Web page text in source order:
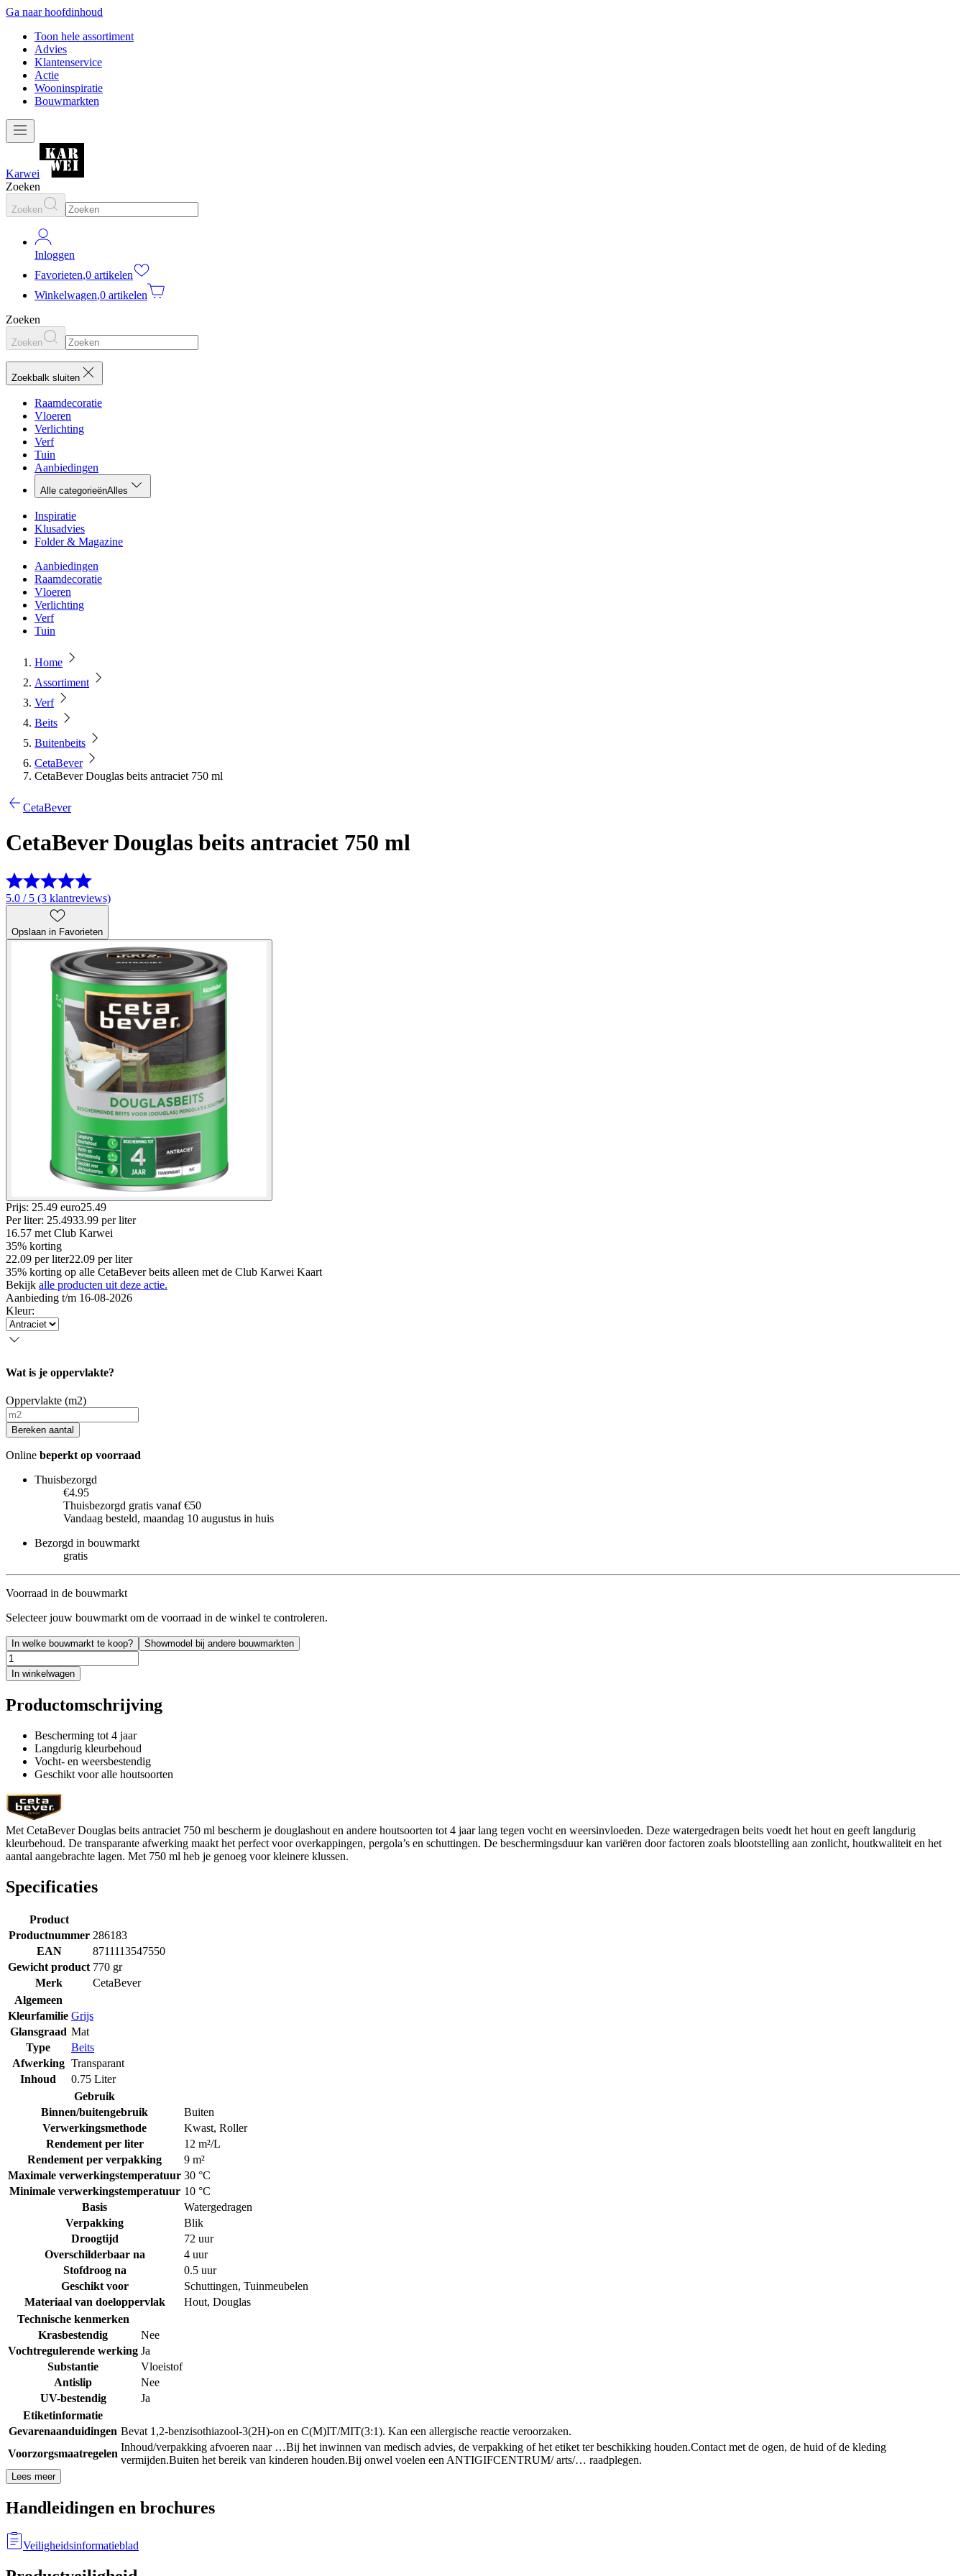
Ga naar hoofdinhoud
Toon hele assortiment
Advies
Klantenservice
Actie
Wooninspiratie
Bouwmarkten
Karwei
Zoeken
Zoeken
Inloggen
Favorieten,0 artikelen
Winkelwagen,0 artikelen
Zoeken
Zoeken
Zoekbalk sluiten
Raamdecoratie
Vloeren
Verlichting
Verf
Tuin
Aanbiedingen
Alle categorieënAlles
Inspiratie
Klusadvies
Folder & Magazine
Aanbiedingen
Raamdecoratie
Vloeren
Verlichting
Verf
Tuin
Home
Assortiment
Verf
Beits
Buitenbeits
CetaBever
CetaBever Douglas beits antraciet 750 ml
CetaBever
CetaBever Douglas beits antraciet 750 ml
5.0 / 5 (3 klantreviews)
Opslaan in Favorieten
Prijs: 25.49 euro25.49
Per liter: 25.4933.99 per liter
16.57 met Club Karwei
35% korting
22.09 per liter22.09 per liter
35% korting op alle CetaBever beits alleen met de Club Karwei Kaart
Bekijk alle producten uit deze actie.
Aanbieding t/m 16-08-2026
Kleur:
Wat is je oppervlakte?
Oppervlakte (m2)
Bereken aantal
Online beperkt op voorraad
Thuisbezorgd
€4.95
Thuisbezorgd gratis vanaf €50
Vandaag besteld, maandag 10 augustus in huis
Bezorgd in bouwmarkt
gratis
Voorraad in de bouwmarkt
Selecteer jouw bouwmarkt om de voorraad in de winkel te controleren.
In welke bouwmarkt te koop? Showmodel bij andere bouwmarkten
In winkelwagen
Productomschrijving
Bescherming tot 4 jaar
Langdurig kleurbehoud
Vocht- en weersbestendig
Geschikt voor alle houtsoorten
Met CetaBever Douglas beits antraciet 750 ml bescherm je douglashout en andere houtsoorten tot 4 jaar lang tegen vocht en weersinvloeden. Deze watergedragen beits voedt het hout en geeft langdurig
kleurbehoud. De transparante afwerking maakt het perfect voor overkappingen, pergola’s en schuttingen. De beschermingsduur kan variëren door factoren zoals blootstelling aan zonlicht, houtkwaliteit en het
aantal aangebrachte lagen. Met 750 ml heb je genoeg voor kleinere klussen.
Specificaties
Product
Productnummer 286183
EAN
8711113547550
Gewicht product 770 gr
Merk
CetaBever
Algemeen
Kleurfamilie Grijs
Glansgraad Mat
Type
Beits
Afwerking Transparant
Inhoud
0.75 Liter
Gebruik
Binnen/buitengebruik
Buiten
Verwerkingsmethode
Kwast, Roller
Rendement per liter
12 m²/L
Rendement per verpakking
9 m²
Maximale verwerkingstemperatuur 30 °C
Minimale verwerkingstemperatuur 10 °C
Basis
Watergedragen
Verpakking
Blik
Droogtijd
72 uur
Overschilderbaar na
4 uur
Stofdroog na
0.5 uur
Geschikt voor
Schuttingen, Tuinmeubelen
Materiaal van doeloppervlak
Hout, Douglas
Technische kenmerken
Krasbestendig
Nee
Vochtregulerende werking Ja
Substantie
Vloeistof
Antislip
Nee
UV-bestendig
Ja
Etiketinformatie
Gevarenaanduidingen Bevat 1,2-benzisothiazool-3(2H)-on en C(M)IT/MIT(3:1). Kan een allergische reactie veroorzaken.
Voorzorgsmaatregelen
Inhoud/verpakking afvoeren naar …Bij het inwinnen van medisch advies, de verpakking of het etiket ter beschikking houden.Contact met de ogen, de huid of de kleding
vermijden.Buiten het bereik van kinderen houden.Bij onwel voelen een ANTIGIFCENTRUM/ arts/… raadplegen.
Lees meer
Handleidingen en brochures
Veiligheidsinformatieblad